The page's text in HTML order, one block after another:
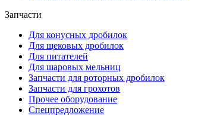
Запчасти
Для конусных дробилок
Для щековых дробилок
Для питателей
Для шаровых мельниц
Запчасти для роторных дробилок
Запчасти для грохотов
Прочее оборудование
Спецпредложение